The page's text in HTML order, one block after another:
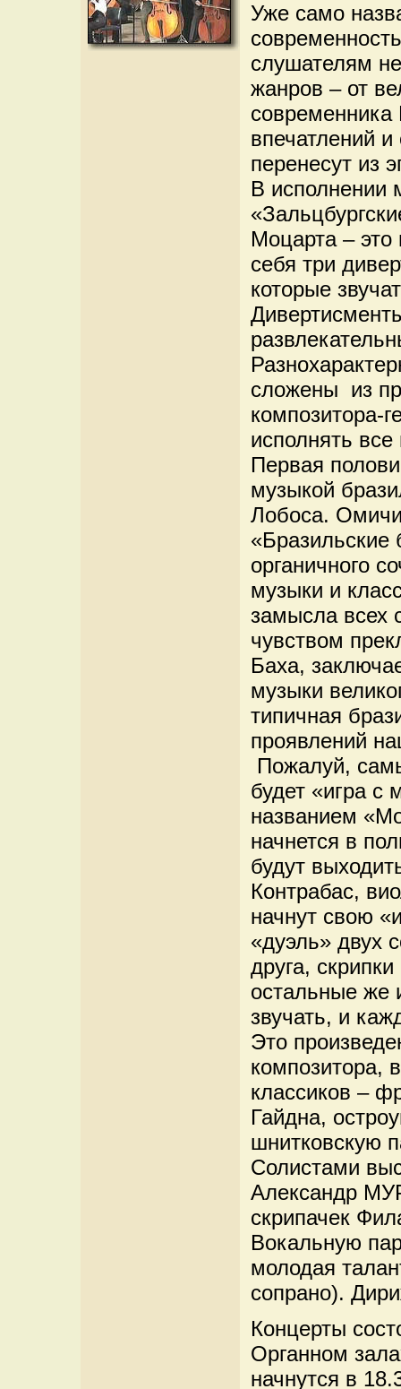
Уже само
слушателям
жанров – от
современника
впечатлений
перенесут из
В исполнении
Моцарта – это
себя три
которые
сложены из
композитора-
исполнять
Первая
музыкой
Лобоса.
«Бразильские
органичного
музыки и
замысла всех
чувством
Баха,
музыки
типичная
проявлений
Пожалуй,
будет «игра
названием
начнется в
будут
Контрабас,
начнут свою
«дуэль» двух
друга,
остальные же
звучать, и
Это
композитора,
классиков –
Гайдна,
шнитковскую
Солистами
Александр
скрипачек
Вокальную
молодая
сопрано).
Концерты
Органном
начнутся в